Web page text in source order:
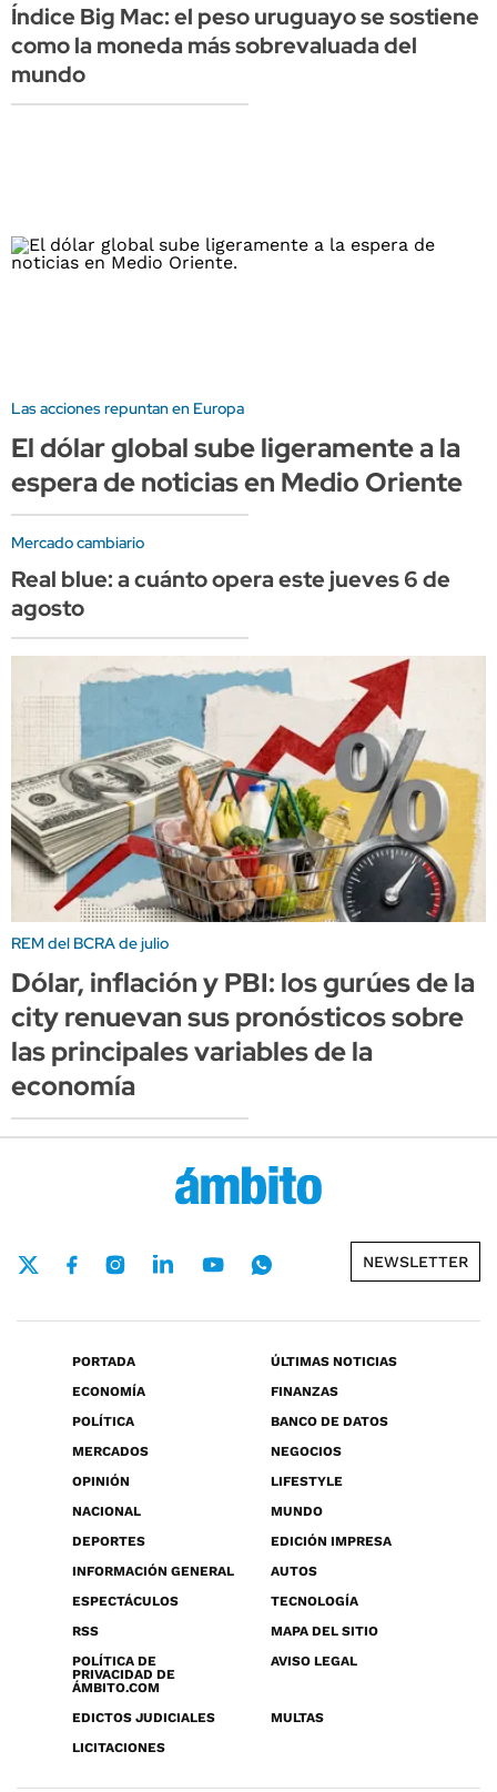
Índice Big Mac: el peso uruguayo se sostiene
como la moneda más sobrevaluada del
mundo
Las acciones repuntan en Europa
El dólar global sube ligeramente a la
espera de noticias en Medio Oriente
Mercado cambiario
Real blue: a cuánto opera este jueves 6 de
agosto
REM del BCRA de julio
Dólar, inflación y PBI: los gurúes de la
city renuevan sus pronósticos sobre
las principales variables de la
economía
NEWSLETTER
PORTADA
ÚLTIMAS NOTICIAS
ECONOMÍA
FINANZAS
POLÍTICA
BANCO DE DATOS
MERCADOS
NEGOCIOS
OPINIÓN
LIFESTYLE
NACIONAL
MUNDO
DEPORTES
EDICIÓN IMPRESA
INFORMACIÓN GENERAL
AUTOS
ESPECTÁCULOS
TECNOLOGÍA
RSS
MAPA DEL SITIO
POLÍTICA DE
PRIVACIDAD DE
ÁMBITO.COM
AVISO LEGAL
EDICTOS JUDICIALES
MULTAS
LICITACIONES